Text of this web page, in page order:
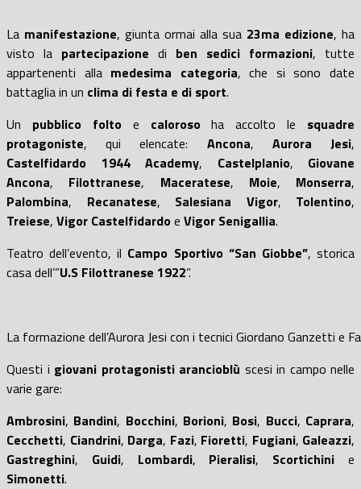
La manifestazione, giunta ormai alla sua 23ma edizione, ha
visto la partecipazione di ben sedici formazioni, tutte
appartenenti allamedesima categoria, che si sono date
battaglia in un clima di festa e di sport.
Un pubblico foltoe calorosoha accolto le squadre
protagoniste, qui elencate: Ancona, Aurora Jesi,
Castelfidardo 1944 Academy, Castelplanio, Giovane
Ancona, Filottranese, Maceratese, Moie, Monserra,
Palombina, Recanatese, Salesiana Vigor, Tolentino,
Treiese, Vigor Castelfidardoe Vigor Senigallia.
Teatro dell’evento, il Campo Sportivo “San Giobbe”, storica
casa dell’”U.S Filottranese 1922”.
La formazione dell’Aurora Jesi con i tecnici Giordano Ganzetti e
Questi i giovani protagonisti arancioblù scesi in campo nelle
varie gare:
Ambrosini, Bandini, Bocchini, Borioni, Bosi, Bucci, Caprara,
Cecchetti, Ciandrini, Darga, Fazi, Fioretti, Fugiani, Galeazzi,
Gastreghini, Guidi, Lombardi, Pieralisi, Scortichini e
Simonetti.